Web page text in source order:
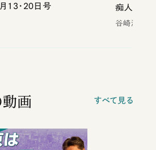
13・20日号 痴人の愛
谷崎潤一郎
画 すべて見る